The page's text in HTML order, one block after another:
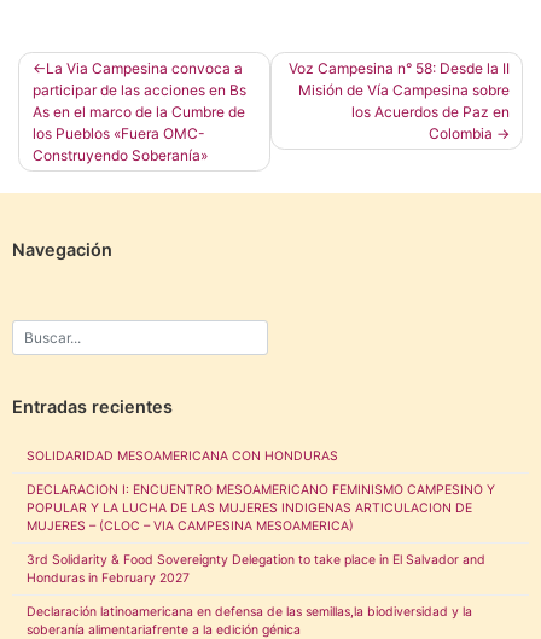
Navegación
de
entradas
La Via Campesina convoca a
participar de las acciones en Bs
As en el marco de la Cumbre de
los Pueblos «Fuera OMC-
Construyendo Soberanía»
Voz Campesina n° 58: Desde la II
Misión de Vía Campesina sobre
los Acuerdos de Paz en
Colombia
Navegación
Entradas recientes
SOLIDARIDAD MESOAMERICANA CON HONDURAS
DECLARACION I: ENCUENTRO MESOAMERICANO FEMINISMO CAMPESINO Y
POPULAR Y LA LUCHA DE LAS MUJERES INDIGENAS ARTICULACION DE
MUJERES – (CLOC – VIA CAMPESINA MESOAMERICA)
3rd Solidarity & Food Sovereignty Delegation to take place in El Salvador and
Honduras in February 2027
Declaración latinoamericana en defensa de las semillas,la biodiversidad y la
soberanía alimentariafrente a la edición génica